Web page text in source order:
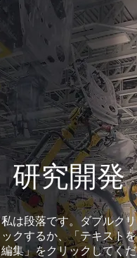
研究開発
私は段落です。ダブルクリ
ックするか、「テキストを
編集」をクリックしてくだ